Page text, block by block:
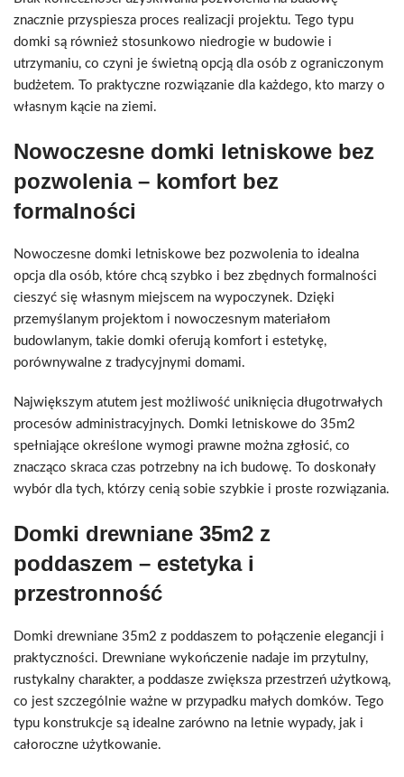
znacznie przyspiesza proces realizacji projektu. Tego typu
domki są również stosunkowo niedrogie w budowie i
utrzymaniu, co czyni je świetną opcją dla osób z ograniczonym
budżetem. To praktyczne rozwiązanie dla każdego, kto marzy o
własnym kącie na ziemi.
Nowoczesne domki letniskowe bez
pozwolenia – komfort bez
formalności
Nowoczesne domki letniskowe bez pozwolenia to idealna
opcja dla osób, które chcą szybko i bez zbędnych formalności
cieszyć się własnym miejscem na wypoczynek. Dzięki
przemyślanym projektom i nowoczesnym materiałom
budowlanym, takie domki oferują komfort i estetykę,
porównywalne z tradycyjnymi domami.
Największym atutem jest możliwość uniknięcia długotrwałych
procesów administracyjnych. Domki letniskowe do 35m2
spełniające określone wymogi prawne można zgłosić, co
znacząco skraca czas potrzebny na ich budowę. To doskonały
wybór dla tych, którzy cenią sobie szybkie i proste rozwiązania.
Domki drewniane 35m2 z
poddaszem – estetyka i
przestronność
Domki drewniane 35m2 z poddaszem to połączenie elegancji i
praktyczności. Drewniane wykończenie nadaje im przytulny,
rustykalny charakter, a poddasze zwiększa przestrzeń użytkową,
co jest szczególnie ważne w przypadku małych domków. Tego
typu konstrukcje są idealne zarówno na letnie wypady, jak i
całoroczne użytkowanie.